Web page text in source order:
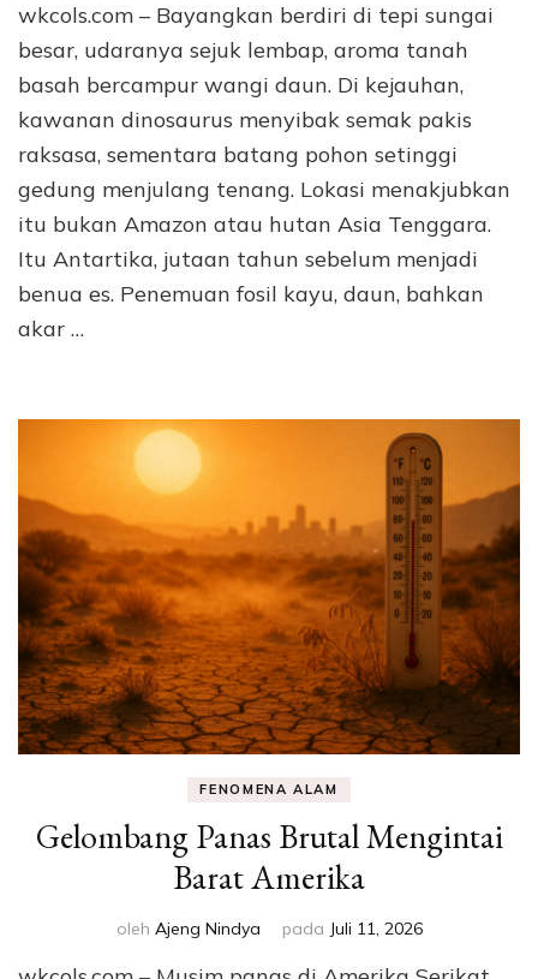
wkcols.com – Bayangkan berdiri di tepi sungai
besar, udaranya sejuk lembap, aroma tanah
basah bercampur wangi daun. Di kejauhan,
kawanan dinosaurus menyibak semak pakis
raksasa, sementara batang pohon setinggi
gedung menjulang tenang. Lokasi menakjubkan
itu bukan Amazon atau hutan Asia Tenggara.
Itu Antartika, jutaan tahun sebelum menjadi
benua es. Penemuan fosil kayu, daun, bahkan
akar …
FENOMENA ALAM
Gelombang Panas Brutal Mengintai
Barat Amerika
oleh Ajeng Nindya pada Juli 11, 2026